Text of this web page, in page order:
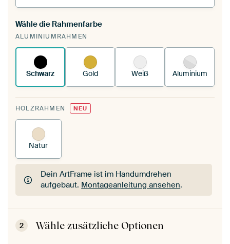
Du spannst einen wechselbaren Textiltuch in
deinen vorhandenen ArtFrame™.
funktioniert es.
Wähle die Rahmenfarbe
ALUMINIUMRAHMEN
Schwarz Gold Weiß Aluminium
HOLZRAHMEN NEU
Natur
Dein ArtFrame ist im Handumdrehen
aufgebaut. Montageanleitung ansehen.
Dein ArtFrame ist im Handumdrehen
aufgebaut.Montageanleitung ansehen
2 Wähle zusätzliche Optionen